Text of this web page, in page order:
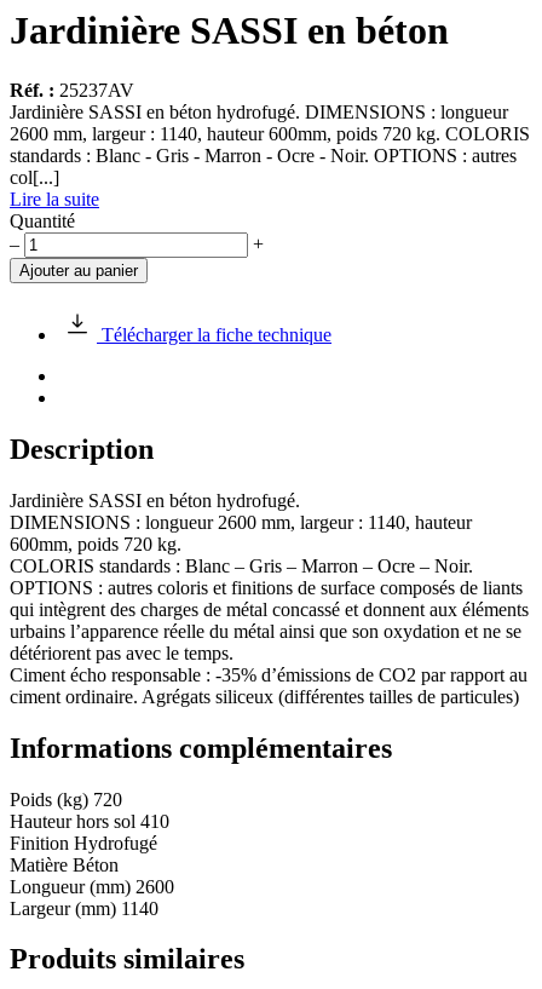
Jardinière SASSI en béton
Réf. : 25237AV
Jardinière SASSI en béton hydrofugé. DIMENSIONS : longueur
2600 mm, largeur : 1140, hauteur 600mm, poids 720 kg. COLORIS
standards : Blanc - Gris - Marron - Ocre - Noir. OPTIONS : autres
col[...]
Lire la suite
Quantité
quantité
de
Jardinière
– +
Ajouter au panier
Télécharger la fiche technique
Description
Jardinière SASSI en béton hydrofugé.
DIMENSIONS : longueur 2600 mm, largeur : 1140, hauteur
600mm, poids 720 kg.
COLORIS standards : Blanc – Gris – Marron – Ocre – Noir.
OPTIONS : autres coloris et finitions de surface composés de liants
qui intègrent des charges de métal concassé et donnent aux éléments
urbains l’apparence réelle du métal ainsi que son oxydation et ne se
détériorent pas avec le temps.
Ciment écho responsable : -35% d’émissions de CO2 par rapport au
ciment ordinaire. Agrégats siliceux (différentes tailles de particules)
Informations complémentaires
Poids (kg) 720
Hauteur hors sol 410
Finition Hydrofugé
Matière Béton
Longueur (mm) 2600
Largeur (mm) 1140
Produits similaires